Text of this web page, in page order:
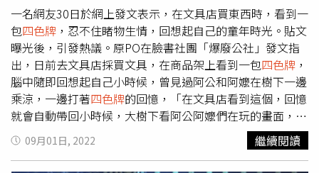
的傷害，但醫護到現場接觸到患者，可能已經超過10分鐘
了，而在救援時也不太會用電擊復甦。談到台灣的大型災
難，原PO說，「我參與過的以八一氣爆來說，現場雖然也
是大傷，但是路人基本上都避開了，現場檢傷發牌相對簡
單，普悠瑪事件雖然受困地點狹窄，但是列車都有車窗車門
可以破壞，不至於到營救困難的地步。」原PO強調，「台
灣目前沒有發生過嚴重的踩踏事件，所以在祈福之餘能借鏡
一下是很好的，目前踩踏事件也沒有什麼避難方法。」南韓
這次的意外不一定全部都是踩踏OHCA，還有人可能被活活
擠死，「我個人的建議是這種場合少去，如果去了記得逃生
一名網友30日於網上發文表示，在文具店買東西時，看到一
包四色牌 ，忍不住睹物生情，回想起自己的童年時光。貼文
曝光後，引發熱議。原PO在臉書社團「爆廢公社」發文指
出，日前去文具店採買文具，在商品架上看到一包四色牌 ，
腦中隨即回想起自己小時候，曾見過阿公和阿嬤在樹下一邊
乘涼，一邊打著四色牌的回憶，「在文具店看到這個，回憶
就會自動帶回小時候，大樹下看阿公阿嬤們在玩的畫面，這
也算一種思念吧。」貼文一出，掀起討論，有網友表示「我
在阿嬤家都會看到好多好多」、「厲害的是，阿公阿嬤能單
09月01日, 2022 繼續閱讀